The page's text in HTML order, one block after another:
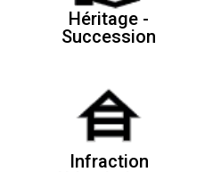
Héritage -
Succession
Infraction